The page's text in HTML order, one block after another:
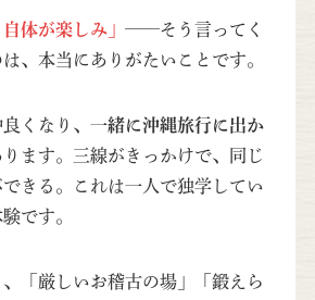
体が楽しみ」 ——そう言ってく
、本当にありがたいことです。
くなり、 一緒に沖縄旅行に出か
ます。三線がきっかけで、同じ
きる。これは一人で独学してい
です。
「厳しいお稽古の場」「鍛えら